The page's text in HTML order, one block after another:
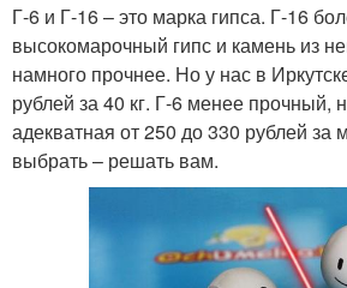
Г-6 и Г-16 – это марка гипса. Г-16
высокомарочный гипс и камень из
намного прочнее. Но у нас в
рублей за 40 кг. Г-6 менее прочный,
адекватная от 250 до 330 рублей за
выбрать – решать вам.